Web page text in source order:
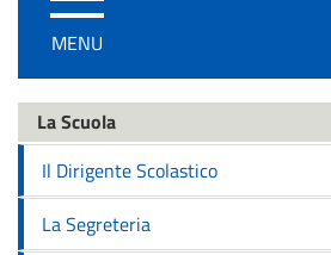
/
disattiva
navigazione
MENU
La Scuola
Il Dirigente Scolastico
La Segreteria